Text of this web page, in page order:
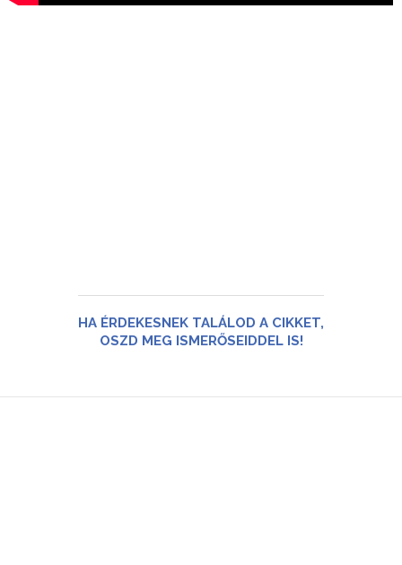
HA ÉRDEKESNEK TALÁLOD A CIKKET,
OSZD MEG ISMERŐSEIDDEL IS!